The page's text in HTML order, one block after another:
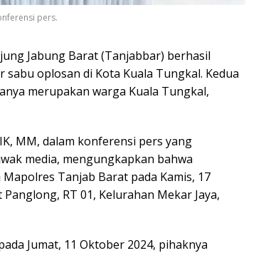
pers.
Jabung Barat (Tanjabbar) berhasil
oplosan di Kota Kuala Tungkal. Kedua
merupakan warga Kuala Tungkal,
MM, dalam konferensi pers yang
media, mengungkapkan bahwa
Tanjab Barat pada Kamis, 17
RT 01, Kelurahan Mekar Jaya,
Jumat, 11 Oktober 2024, pihaknya